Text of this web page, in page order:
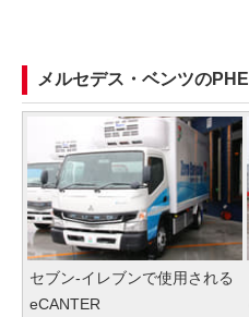
メルセデス・ベンツの
セブン-イレブンで使用される
eCANTER